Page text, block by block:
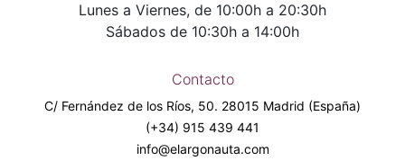
Lunes a Viernes, de 10:00h a 20:30h
Sábados de 10:30h a 14:00h
Contacto
C/ Fernández de los Ríos, 50. 28015 Madrid (España)
(+34) 915 439 441
info@elargonauta.com